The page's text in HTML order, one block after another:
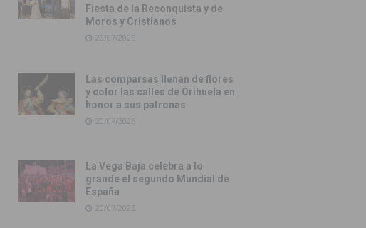
Fiesta de la Reconquista y de
Moros y Cristianos
20/07/2026
Las comparsas llenan de flores
y color las calles de Orihuela en
honor a sus patronas
20/07/2026
La Vega Baja celebra a lo
grande el segundo Mundial de
España
20/07/2026